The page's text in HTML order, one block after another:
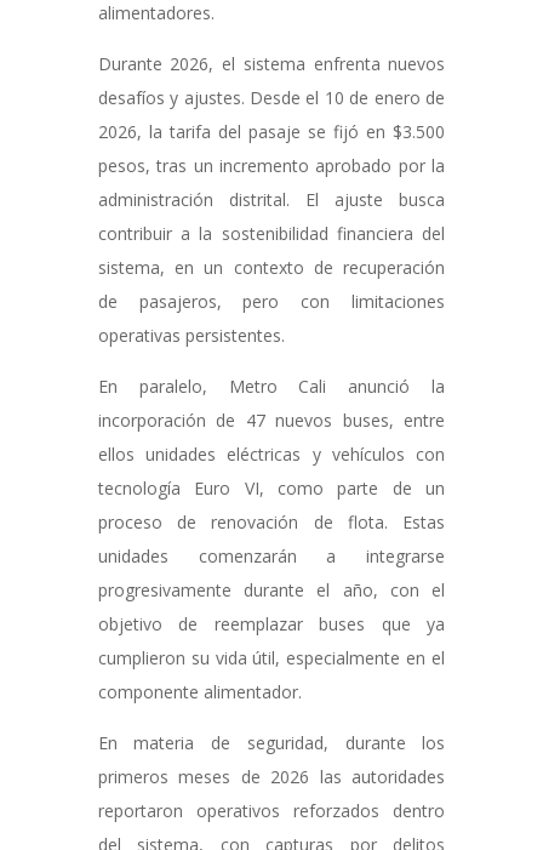
alimentadores.
Durante 2026, el sistema enfrenta nuevos
desafíos y ajustes. Desde el 10 de enero de
2026, la tarifa del pasaje se fijó en $3.500
pesos, tras un incremento aprobado por la
administración distrital. El ajuste busca
contribuir a la sostenibilidad financiera del
sistema, en un contexto de recuperación
de pasajeros, pero con limitaciones
operativas persistentes.
En paralelo, Metro Cali anunció la
incorporación de 47 nuevos buses, entre
ellos unidades eléctricas y vehículos con
tecnología Euro VI, como parte de un
proceso de renovación de flota. Estas
unidades comenzarán a integrarse
progresivamente durante el año, con el
objetivo de reemplazar buses que ya
cumplieron su vida útil, especialmente en el
componente alimentador.
En materia de seguridad, durante los
primeros meses de 2026 las autoridades
reportaron operativos reforzados dentro
del sistema, con capturas por delitos